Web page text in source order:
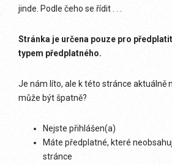
jinde. Podle čeho se řídit . . .
Stránka je určena pouze pro
typem předplatného.
Je nám líto, ale k této stránce aktuálně
může být špatně?
Nejste přihlášen(a)
Máte předplatné, které
stránce